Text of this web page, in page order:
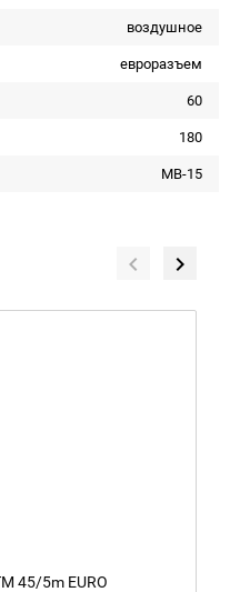
воздушное
евроразъем
60
180
MB-15
45/5m EURO